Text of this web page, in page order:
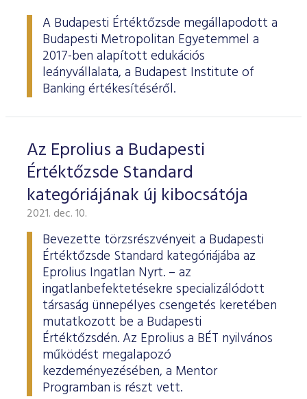
ESG Útmutató
A Budapesti Értéktőzsde megállapodott a
Budapesti Metropolitan Egyetemmel a
2017-ben alapított edukációs
leányvállalata, a Budapest Institute of
Banking értékesítéséről.
Az Eprolius a Budapesti
Értéktőzsde Standard
kategóriájának új kibocsátója
2021. dec. 10.
Bevezette törzsrészvényeit a Budapesti
Értéktőzsde Standard kategóriájába az
Eprolius Ingatlan Nyrt. – az
ingatlanbefektetésekre specializálódott
társaság ünnepélyes csengetés keretében
mutatkozott be a Budapesti
Értéktőzsdén. Az Eprolius a BÉT nyilvános
működést megalapozó
kezdeményezésében, a Mentor
Programban is részt vett.